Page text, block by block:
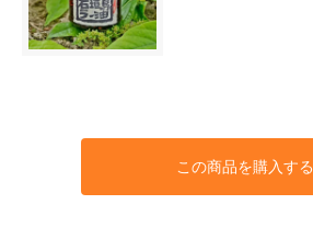
この商品を購入する